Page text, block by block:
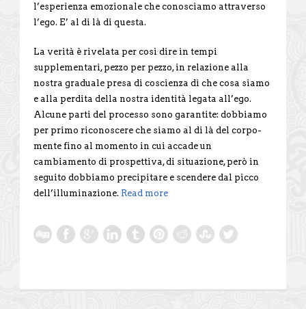
l’esperienza emozionale che conosciamo attraverso
l’ego. E’ al di là di questa.
La verità è rivelata per così dire in tempi
supplementari, pezzo per pezzo, in relazione alla
nostra graduale presa di coscienza di che cosa siamo
e alla perdita della nostra identità legata all’ego.
Alcune parti del processo sono garantite: dobbiamo
per primo riconoscere che siamo al di là del corpo-
mente fino al momento in cui accade un
cambiamento di prospettiva, di situazione, però in
seguito dobbiamo precipitare e scendere dal picco
dell’illuminazione. Read more